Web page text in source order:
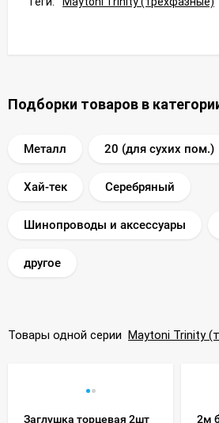
Подборки товаров в
Металл 20 (для сухих пом.)
Хай-тек Серебряный
Шинопроводы и аксессуары
другое
Товары одной серии Maytoni Trinity
Заглушка торцевая 2шт
2м